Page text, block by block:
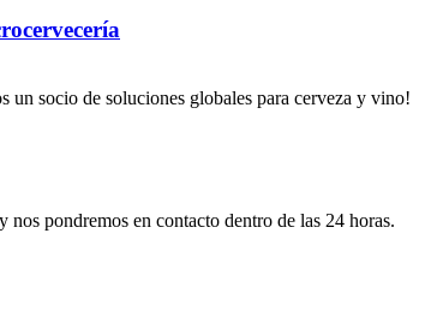
un socio de soluciones globales para cerveza y vino!
nos pondremos en contacto dentro de las 24 horas.